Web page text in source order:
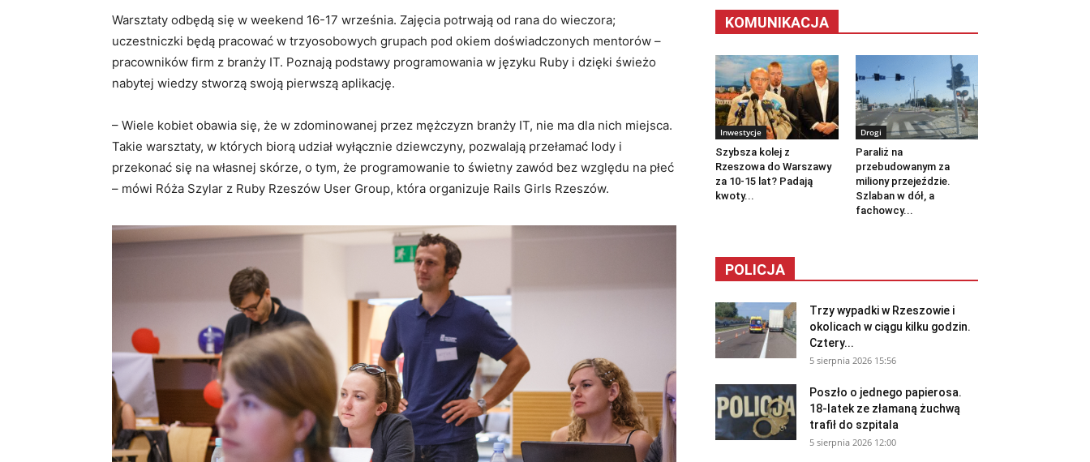
Warsztaty odbędą się w weekend 16-17 września. Zajęcia potrwają od rana do wieczora;
uczestniczki będą pracować w trzyosobowych grupach pod okiem doświadczonych mentorów –
pracowników firm z branży IT. Poznają podstawy programowania w języku Ruby i dzięki świeżo
nabytej wiedzy stworzą swoją pierwszą aplikację.
– Wiele kobiet obawia się, że w zdominowanej przez mężczyzn branży IT, nie ma dla nich miejsca.
Takie warsztaty, w których biorą udział wyłącznie dziewczyny, pozwalają przełamać lody i
przekonać się na własnej skórze, o tym, że programowanie to świetny zawód bez względu na płeć
– mówi Róża Szylar z Ruby Rzeszów User Group, która organizuje Rails Girls Rzeszów.
KOMUNIKACJA
Inwestycje
Szybsza kolej z
Rzeszowa do Warszawy
za 10-15 lat? Padają
kwoty...
Drogi
Paraliż na
przebudowanym za
miliony przejeździe.
Szlaban w dół, a
fachowcy...
POLICJA
Trzy wypadki w Rzeszowie i
okolicach w ciągu kilku godzin.
Cztery...
5 sierpnia 2026 15:56
Poszło o jednego papierosa.
18-latek ze złamaną żuchwą
trafił do szpitala
5 sierpnia 2026 12:00